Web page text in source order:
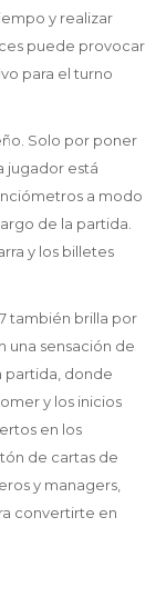
y realizar
puede provocar
para el turno
Solo por poner
jugador está
a modo
de la partida.
y los billetes
también brilla por
una sensación de
partida, donde
y los inicios
en los
de cartas de
y managers,
convertirte en